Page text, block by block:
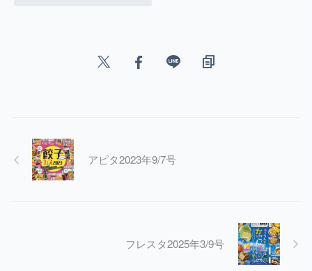
アピタ2023年9/7号
フレスタ2025年3/9号